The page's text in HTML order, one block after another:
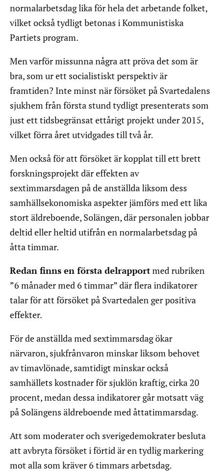
normalarbetsdag lika för hela det arbetande folket,
vilket också tydligt betonas i Kommunistiska
Partiets program.
Men varför missunna några att pröva det som är
bra, som ur ett socialistiskt perspektiv är
framtiden? Inte minst när försöket på Svartedalens
sjukhem från första stund tydligt presenterats som
just ett tidsbegränsat ettårigt projekt under 2015,
vilket förra året utvidgades till två år.
Men också för att försöket är kopplat till ett brett
forskningsprojekt där effekten av
sextimmarsdagen på de anställda liksom dess
samhällsekonomiska aspekter jämförs med ett lika
stort äldreboende, Solängen, där personalen jobbar
deltid eller heltid utifrån en normalarbetsdag på
åtta timmar.
Redan finns en första delrapportmed rubriken
”6 månader med 6 timmar” där flera indikatorer
talar för att försöket på Svartedalen ger positiva
effekter.
För de anställda med sextimmarsdag ökar
närvaron, sjukfrånvaron minskar liksom behovet
av timavlönade, samtidigt minskar också
samhällets kostnader för sjuklön kraftig, cirka 20
procent, medan dessa indikatorer går motsatt väg
på Solängens äldreboende med åttatimmarsdag.
Att som moderater och sverigedemokrater besluta
att avbryta försöket i förtid är en tydlig markering
mot alla som kräver 6 timmars arbetsdag.